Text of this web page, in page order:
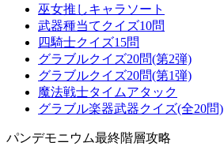
巫女推しキャラソート
武器種当てクイズ10問
四騎士クイズ15問
グラブルクイズ20問(第2弾)
グラブルクイズ20問(第1弾)
魔法戦士タイムアタック
グラブル楽器武器クイズ(全20問)
パンデモニウム最終階層攻略